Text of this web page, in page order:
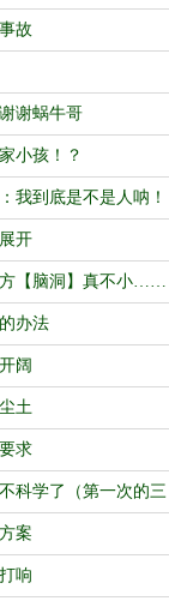
故
谢蜗牛哥
小孩！？
我到底是不是人呐！
开
方【脑洞】真不小……
办法
阔
土
求
科学了（第一次的三
案
响